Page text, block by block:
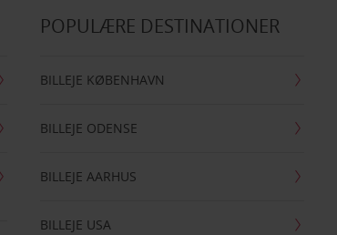
POPULÆRE DESTINATIONER
BILLEJE KØBENHAVN
BILLEJE ODENSE
BILLEJE AARHUS
BILLEJE USA